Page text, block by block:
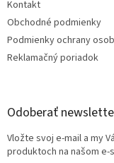
Kontakt
Obchodné podmienky
Podmienky ochrany
Reklamačný poriadok
Odoberať
Vložte svoj e-mail a my
produktoch na našom e-